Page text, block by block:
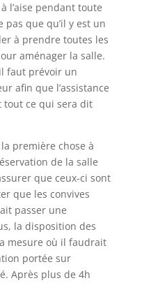
l’aise pendant toute
pas que qu’il y est un
à prendre toutes les
aménager la salle.
faut prévoir un
afin que l’assistance
tout ce qui sera dit
première chose à
de la salle
que ceux-ci sont
que les convives
passer une
la disposition des
mesure où il faudrait
portée sur
Après plus de 4h